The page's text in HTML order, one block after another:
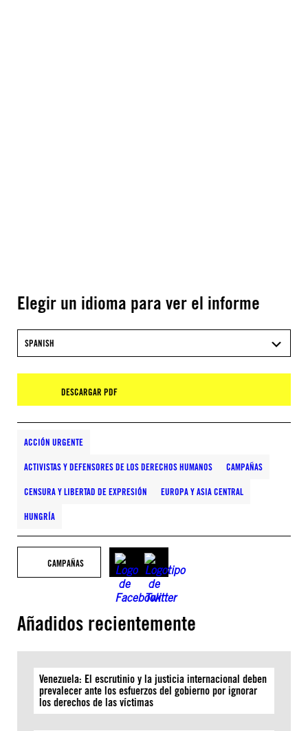
Elegir un idioma para ver el informe
SPANISH
DESCARGAR PDF
ACCIÓN URGENTE
ACTIVISTAS Y DEFENSORES DE LOS DERECHOS HUMANOS CAMPAÑAS
CENSURA Y LIBERTAD DE EXPRESIÓN EUROPA Y ASIA CENTRAL
HUNGRÍA
CAMPAÑAS
Añadidos recientemente
Venezuela: El escrutinio y la justicia internacional deben
prevalecer ante los esfuerzos del gobierno por ignorar
los derechos de las víctimas